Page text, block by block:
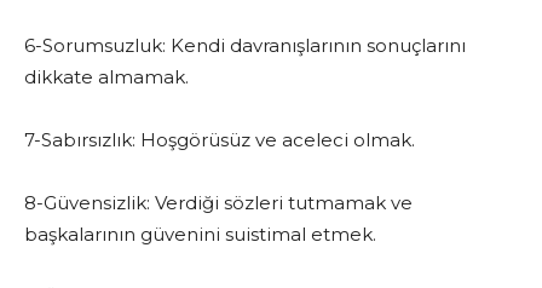
6-Sorumsuzluk: Kendi davranışlarının sonuçlarını
dikkate almamak.
7-Sabırsızlık: Hoşgörüsüz ve aceleci olmak.
8-Güvensizlik: Verdiği sözleri tutmamak ve
başkalarının güvenini suistimal etmek.